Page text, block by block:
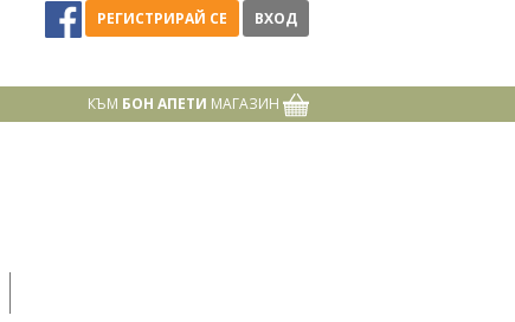
РЕГИСТРИРАЙ СЕ ВХОД
КЪМ БОН АПЕТИ МАГАЗИН